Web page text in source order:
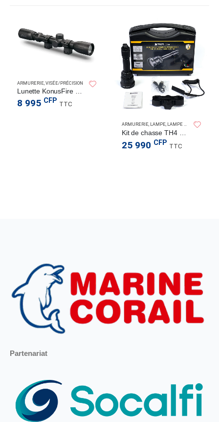
ARMURERIE VISÉE/PRÉCISION
8 995 CFP TTC
ARMURERIE, LAMPE, LAMPE TORCHE
Kit de chasse TH4 800LM 739M
25 990 CFP TTC
Partenariat